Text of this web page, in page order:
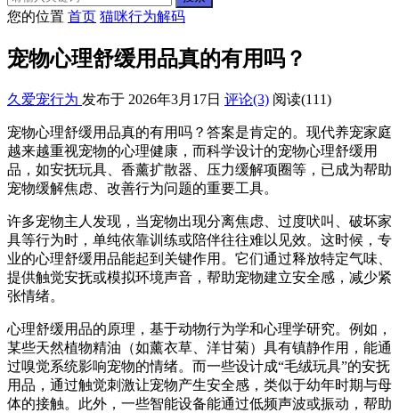
您的位置 首页 猫咪行为解码
宠物心理舒缓用品真的有用吗？
久爱宠行为 发布于 2026年3月17日 评论(3) 阅读(111)
宠物心理舒缓用品真的有用吗？答案是肯定的。现代养宠家庭
越来越重视宠物的心理健康，而科学设计的宠物心理舒缓用
品，如安抚玩具、香薰扩散器、压力缓解项圈等，已成为帮助
宠物缓解焦虑、改善行为问题的重要工具。
许多宠物主人发现，当宠物出现分离焦虑、过度吠叫、破坏家
具等行为时，单纯依靠训练或陪伴往往难以见效。这时候，专
业的心理舒缓用品能起到关键作用。它们通过释放特定气味、
提供触觉安抚或模拟环境声音，帮助宠物建立安全感，减少紧
张情绪。
心理舒缓用品的原理，基于动物行为学和心理学研究。例如，
某些天然植物精油（如薰衣草、洋甘菊）具有镇静作用，能通
过嗅觉系统影响宠物的情绪。而一些设计成“毛绒玩具”的安抚
用品，通过触觉刺激让宠物产生安全感，类似于幼年时期与母
体的接触。此外，一些智能设备能通过低频声波或振动，帮助